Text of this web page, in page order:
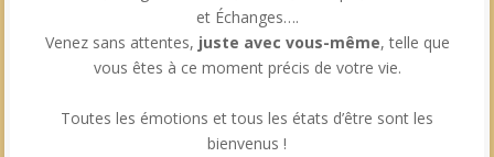
et Échanges….
Venez sans attentes, juste avec vous-même, telle que
vous êtes à ce moment précis de votre vie.
Toutes les émotions et tous les états d’être sont les
bienvenus !